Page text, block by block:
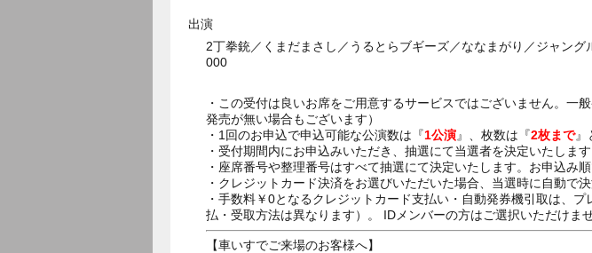
出演
2丁拳銃／くまだまさし／うるとらブギーズ／ななまがり／ジャン
000
・この受付は良いお席をご用意するサービスではございません。
発売が無い場合もございます）
・1回のお申込で申込可能な公演数は『1公演』、枚数は『2枚まで』
・受付期間内にお申込みいただき、抽選にて当選者を決定いたします
・座席番号や整理番号はすべて抽選にて決定いたします。お申込み順
・クレジットカード決済をお選びいただいた場合、当選時に自動で決
・手数料￥0となるクレジットカード支払い・自動発券機引取は、
払・受取方法は異なります）。 IDメンバーの方はご選択いただけま
【車いすでご来場のお客様へ】